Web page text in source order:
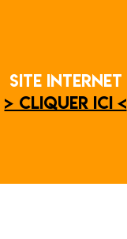
SITE INTERNET
> CLIQUER ICI <